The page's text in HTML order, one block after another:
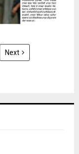
Next